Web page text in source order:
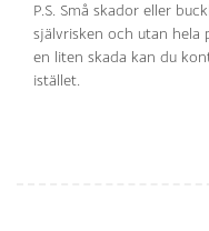
P.S. Små skador eller
självrisken och utan hela
en liten skada kan du
istället.